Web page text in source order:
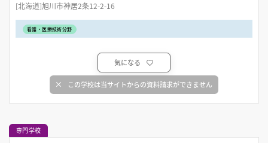
[北海道]旭川市神居2条12-2-16
看護・医療技術分野
気になる
この学校は当サイトからの資料請求ができません
専門学校